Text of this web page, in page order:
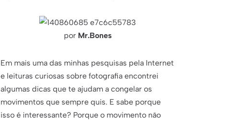
por Mr.Bones
Em mais uma das minhas pesquisas pela Internet
e leituras curiosas sobre fotografia encontrei
algumas dicas que te ajudam a congelar os
movimentos que sempre quis. E sabe porque
isso é interessante? Porque o movimento não